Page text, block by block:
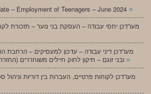
– Employment of Teenagers – June 2024 »
מעו”דכן יחסי עבודה – העסקת בני נוער – תזכורת
מעו”דכן דיני עבודה – עדכון למעסיקים – הרחבת
»
מעו”דכן לקוחות פרטיים, העברות בין דוריות